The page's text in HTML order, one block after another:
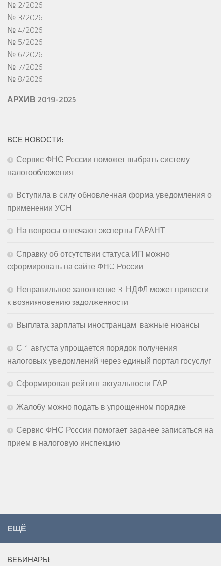
№ 2/2026
№ 3/2026
№ 4/2026
№ 5/2026
№ 6/2026
№ 7/2026
№ 8/2026
АРХИВ 2019-2025
ВСЕ НОВОСТИ:
Сервис ФНС России поможет выбрать систему
налогообложения
Вступила в силу обновленная форма уведомления о
применении УСН
На вопросы отвечают эксперты ГАРАНТ
Справку об отсутствии статуса ИП можно
сформировать на сайте ФНС России
Неправильное заполнение 3-НДФЛ может привести
к возникновению задолженности
Выплата зарплаты иностранцам: важные нюансы
С 1 августа упрощается порядок получения
налоговых уведомлений через единый портал госуслуг
Сформирован рейтинг актуальности ГАР
Жалобу можно подать в упрощенном порядке
Сервис ФНС России помогает заранее записаться на
прием в налоговую инспекцию
ЕЩЁ
ВЕБИНАРЫ: